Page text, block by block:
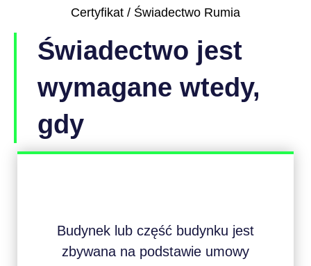
Certyfikat / Świadectwo Rumia
Świadectwo jest
wymagane wtedy,
gdy
Budynek lub część budynku jest
zbywana na podstawie umowy